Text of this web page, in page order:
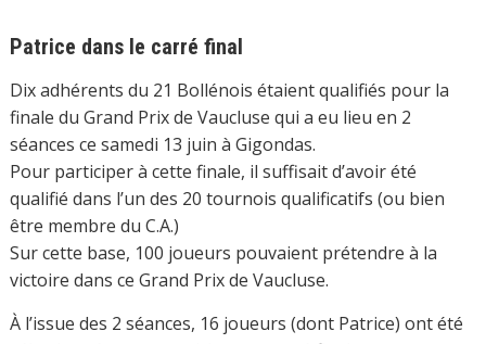
Patrice dans le carré final
Dix adhérents du 21 Bollénois étaient qualifiés pour la
finale du Grand Prix de Vaucluse qui a eu lieu en 2
séances ce samedi 13 juin à Gigondas.
Pour participer à cette finale, il suffisait d’avoir été
qualifié dans l’un des 20 tournois qualificatifs (ou bien
être membre du C.A.)
Sur cette base, 100 joueurs pouvaient prétendre à la
victoire dans ce Grand Prix de Vaucluse.
À l’issue des 2 séances, 16 joueurs (dont Patrice) ont été